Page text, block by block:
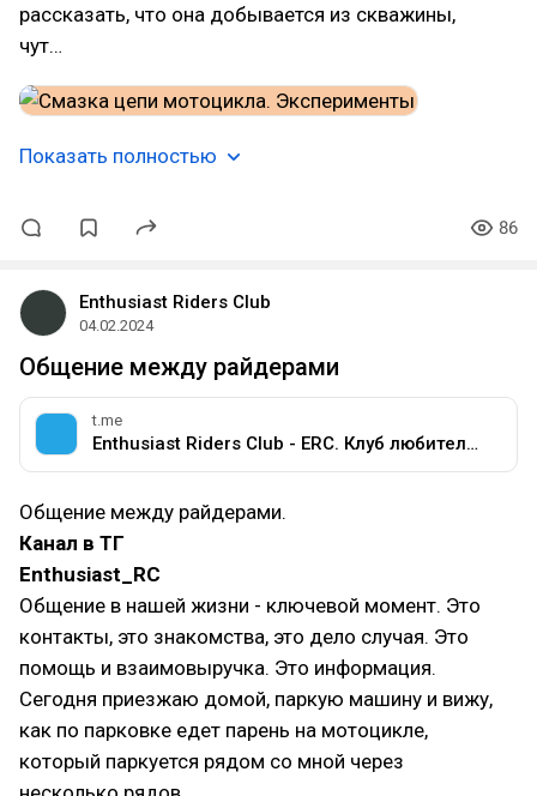
рассказать, что она добывается из скважины,
чут…
Показать полностью
86
Enthusiast Riders Club
04.02.2024
​Общение между райдерами
t.me
Enthusiast Riders Club - ERC. Клуб любителей мотоциклов разных марок.
Общение между райдерами.
Канал в ТГ
Enthusiast_RC
Общение в нашей жизни - ключевой момент. Это
контакты, это знакомства, это дело случая. Это
помощь и взаимовыручка. Это информация.
Сегодня приезжаю домой, паркую машину и вижу,
как по парковке едет парень на мотоцикле,
который паркуется рядом со мной через